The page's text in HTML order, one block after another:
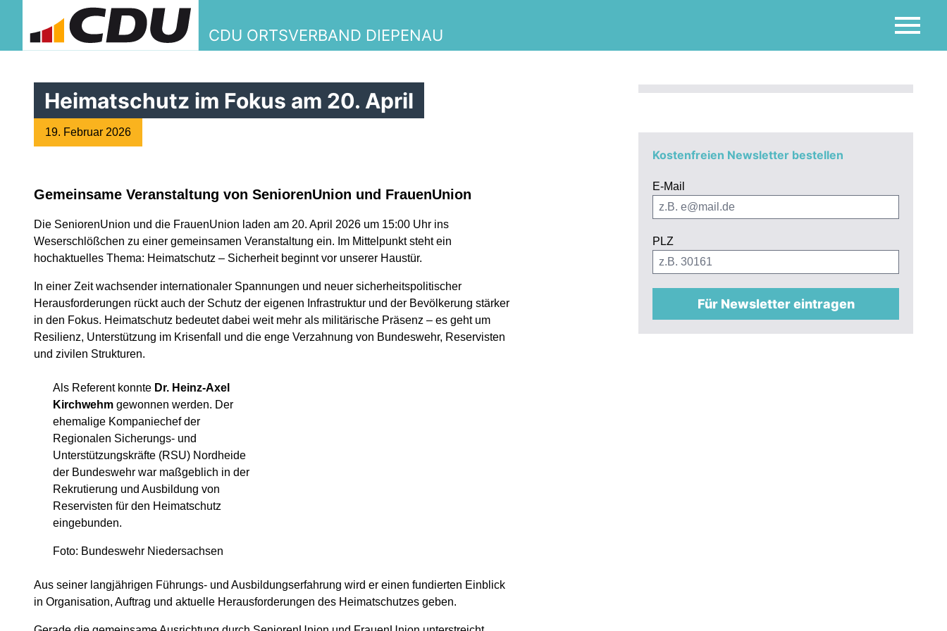
CDU ORTSVERBAND DIEPENAU
Kostenfreien Newsletter bestellen
E-Mail
PLZ
Für Newsletter eintragen
Heimatschutz im Fokus am 20. April
19. Februar 2026
Gemeinsame Veranstaltung von SeniorenUnion und FrauenUnion
Die SeniorenUnion und die FrauenUnion laden am 20. April 2026 um 15:00 Uhr ins
Weserschlößchen zu einer gemeinsamen Veranstaltung ein. Im Mittelpunkt steht ein
hochaktuelles Thema: Heimatschutz – Sicherheit beginnt vor unserer Haustür.
In einer Zeit wachsender internationaler Spannungen und neuer sicherheitspolitischer
Herausforderungen rückt auch der Schutz der eigenen Infrastruktur und der Bevölkerung stärker
in den Fokus. Heimatschutz bedeutet dabei weit mehr als militärische Präsenz – es geht um
Resilienz, Unterstützung im Krisenfall und die enge Verzahnung von Bundeswehr, Reservisten
und zivilen Strukturen.
Als Referent konnte Dr. Heinz-Axel
Kirchwehmgewonnen werden. Der
ehemalige Kompaniechef der
Regionalen Sicherungs- und
Unterstützungskräfte (RSU) Nordheide
der Bundeswehr war maßgeblich in der
Rekrutierung und Ausbildung von
Reservisten für den Heimatschutz
eingebunden.
Foto: Bundeswehr Niedersachsen
Aus seiner langjährigen Führungs- und Ausbildungserfahrung wird er einen fundierten Einblick
in Organisation, Auftrag und aktuelle Herausforderungen des Heimatschutzes geben.